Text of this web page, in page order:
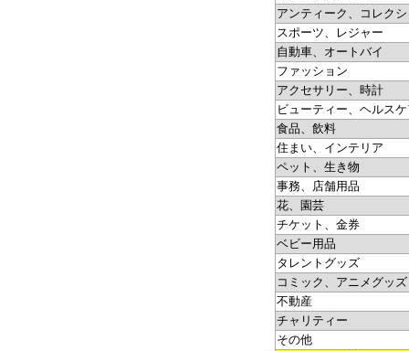
アンティーク、コレク
スポーツ、レジャー
自動車、オートバイ
ファッション
アクセサリー、時計
ビューティー、ヘルス
食品、飲料
住まい、インテリア
ペット、生き物
事務、店舗用品
花、園芸
チケット、金券
ベビー用品
タレントグッズ
コミック、アニメグッズ
不動産
チャリティー
その他